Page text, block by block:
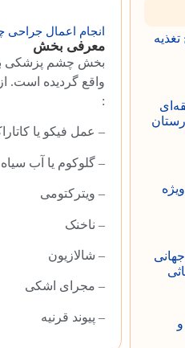
انجام اعمال
معرفی بخش
بخش چشم پزشكی
واقع گرديده است.
:
– عمل فيكو يا
– گلوكوم يا آب سياه
– ويتركتومی
– ناخنک
– شالازيون
– مجرای اشكی
– پيوند قرنيه